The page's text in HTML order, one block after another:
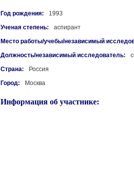
Год рождения:
1993
Ученая степень:
аспирант
Место работы/учебы/независимый
Должность/независимый исследователь:
Страна:
Россия
Город:
Москва
Информация об участнике: